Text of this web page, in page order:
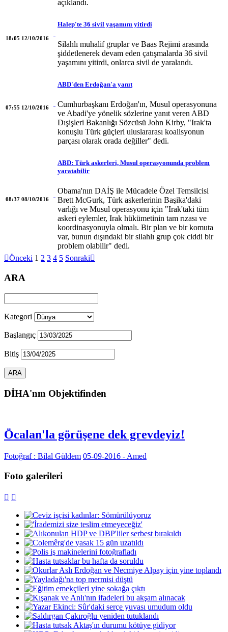
açıklandı.
18:05 12/10/2016
Halep'te 36 sivil yaşamını yitirdi
Silahlı muhalif gruplar ve Baas Rejimi arasında
şiddetlenerek devam eden çatışmalarda 36 sivil
yaşamını yitirdi, onlarca sivil de yaralandı.
07:55 12/10/2016
ABD'den Erdoğan'a yanıt
Cumhurbaşkanı Erdoğan'ın, Musul operasyonuna
ve Abadi'ye yönelik sözlerine yanıt veren ABD
Dışişleri Bakanlığı Sözcüsü John Kirby, "Irak'ta
konuşlu Türk güçleri uluslararası koalisyonun
parçası olarak orada değiller" dedi.
08:37 08/10/2016
ABD: Türk askerleri, Musul operasyonunda problem
yaratabilir
Obama'nın DAİŞ ile Mücadele Özel Temsilcisi
Brett McGurk, Türk askerlerinin Başika'daki
varlığı ve Musul operasyonu için "Irak'taki tüm
askeri eylemler, Irak hükümetinin tam rızası ve
koordinasyonuyla olmalı. Bir plan ve bir komuta
var, bunun dışındaki bir silahlı grup çok ciddi bir
problem olabilir" dedi.
Önceki 1 2 3 4 5 Sonraki
ARA
Kategori
Başlangıç
Bitiş
DİHA'nın Objektifinden
Öcalan'la görüşene dek grevdeyiz!
Fotoğraf : Bilal Güldem 05-09-2016 - Amed
Foto galerileri
 